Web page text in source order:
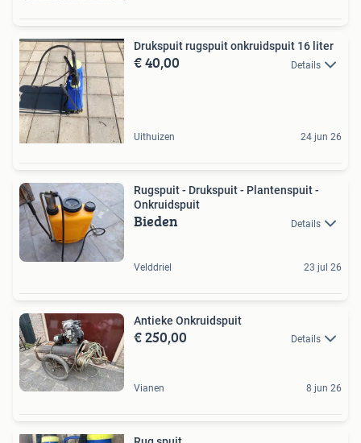
Drukspuit rugspuit onkruidspuit 16 liter
€ 40,00 Details
Uithuizen 24 jun 26
Rugspuit - Drukspuit - Plantenspuit -
Onkruidspuit
Bieden Details
Velddriel 23 jul 26
Antieke Onkruidspuit
€ 250,00 Details
Vianen 8 jun 26